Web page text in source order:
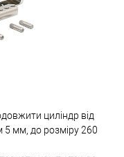
циліндр від
5 мм, до розміру 260